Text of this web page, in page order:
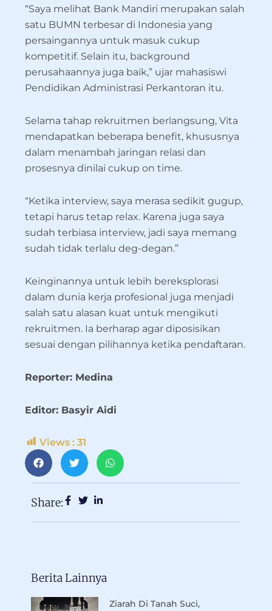
“Saya melihat Bank Mandiri merupakan salah
satu BUMN terbesar di Indonesia yang
persaingannya untuk masuk cukup
kompetitif. Selain itu, background
perusahaannya juga baik,” ujar mahasiswi
Pendidikan Administrasi Perkantoran itu.
Selama tahap rekruitmen berlangsung, Vita
mendapatkan beberapa benefit, khususnya
dalam menambah jaringan relasi dan
prosesnya dinilai cukup on time.
“Ketika interview, saya merasa sedikit gugup,
tetapi harus tetap relax. Karena juga saya
sudah terbiasa interview, jadi saya memang
sudah tidak terlalu deg-degan.”
Keinginannya untuk lebih bereksplorasi
dalam dunia kerja profesional juga menjadi
salah satu alasan kuat untuk mengikuti
rekruitmen. Ia berharap agar diposisikan
sesuai dengan pilihannya ketika pendaftaran.
Reporter: Medina
Editor: Basyir Aidi
Views : 31
Share:
Berita Lainnya
Ziarah Di Tanah Suci,